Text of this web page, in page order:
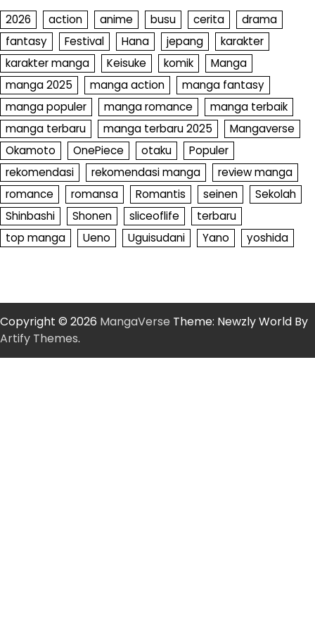
2026 action anime busu cerita
drama
fantasy
Festival Hana jepang
karakter
karakter manga
Keisuke komik
Manga
manga 2025
manga action
manga fantasy
manga populer
manga romance
manga terbaik
manga terbaru
manga terbaru 2025
Mangaverse
Okamoto
OnePiece otaku
Populer
rekomendasi
rekomendasi manga
review manga
romance
romansa Romantis seinen
Sekolah
Shinbashi
Shonen sliceoflife
terbaru
top manga
Ueno Uguisudani Yano yoshida
Copyright © 2026 MangaVerse Theme: Newzly World By
Artify Themes.